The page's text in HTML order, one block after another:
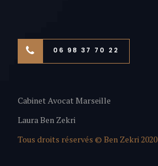
06 98 37 70 22
Cabinet Avocat Marseille
Laura Ben Zekri
Tous droits réservés © Ben Zekri 2020